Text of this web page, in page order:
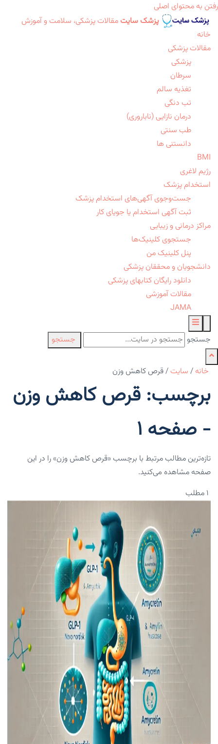
رفتن به محتوای اصلی
پزشک سایت مقالات پزشکی، سلامت و آموزش
خانه
مقالات پزشکی
پزشکی
سرطان
تغذیه سالم
تب دنگی
درمان نازایی (ناباروری)
طب سنتی
دانستنی ها
BMI
رژیم لاغری
استخدام پزشک
جست‌وجوی آگهی‌های استخدام پزشک
ثبت آگهی استخدام یا جویای کار
مراکز درمانی و زیبایی
جستجوی کلینیک‌ها
پنل کلینیک من
دانشجویان و محققان پزشکی
دانلود رایگان کتابهای پزشکی
مقالات آموزشی
JAMA
جستجو جستجو
خانه / سایت /قرص کاهش وزن
برچسب: قرص کاهش وزن
- صفحه 1
تازه‌ترین مطالب مرتبط با برچسب «قرص کاهش وزن» را در این
صفحه مشاهده می‌کنید.
۱ مطلب